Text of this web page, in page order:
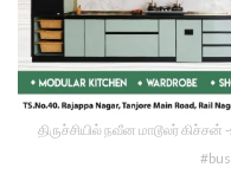
திருச்சியில் நவீன மாடூலர்